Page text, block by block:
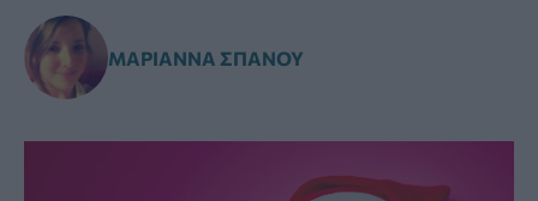
ΜΑΡΙΆΝΝΑ ΣΠΑΝΟΎ